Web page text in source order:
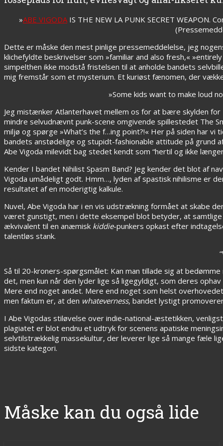
»ABE VIGODA IS THE NEW LA PUNK SECRET
Dette er måske den mest pinlige pressemeddelelse, jeg
klichefyldte beskrivelser som »familiar and also fresh,«
simpelthen ikke modstå fristelsen til at anholde bandets
mig fremstår som et mysterium. Et kuriøst fænomen, der
»Some kids want to make loud
Jeg mistænker Atlanterhavet mellem os for at bære skylden
mindre selvudnævnt punk-scene omgivende spillestedet The
miljø og spørge »What’s the f…ing point?!« Her på siden har vi
bandets anstødelige og stupidt-fashionable attitude på grund
Abe Vigoda milevidt bag stedet kendt som “hertil og ikke
Kender I bandet Nihilist Spasm Band? Jeg kender det blot af
Vigoda umådeligt godt. Hmm…, lyden af spastisk nihilisme er
resultatet af en moderigtig kalkule.
Nuvel, Abe Vigoda har i en vis udstrækning formået at skabe
været gunstigt, men i dette eksempel blot betyder, at samtlige
ækvivalent til en anæmisk kiddie-punkers opkast efter
talentløs stank.
Så til 20-kroners-spørgsmålet: Kan man tillade sig at
det, men kun når den lyder lige så ligegyldigt, som deres
Mere end noget andet. Mere end noget som helst
men faktum er, at den whateverness, bandet lystigt
I Abe Vigodas stiløvelse over indie-national-æstetikken,
plagiatet er blot endnu et udtryk for scenens apatiske
selvtilstrækkelig massekultur, der leverer lige så mange fæle
sidste kategori.
Måske kan du også lide